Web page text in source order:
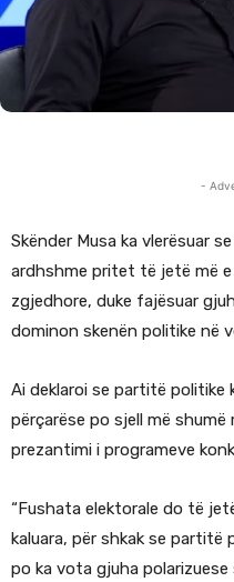
-
Skënder Musa ka vlerësuar
ardhshme pritet të jetë më
zgjedhore, duke fajësuar
dominon skenën politike në
Ai deklaroi se partitë politike
përçarëse po sjell më
prezantimi i programeve
“Fushata elektorale do të
kaluara, për shkak se partitë
po ka vota gjuha